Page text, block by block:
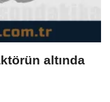
altında